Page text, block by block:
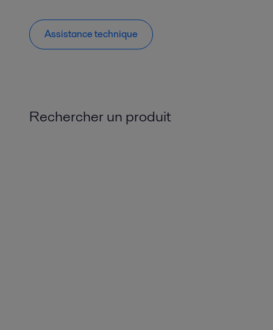
Assistance technique
Rechercher un produit